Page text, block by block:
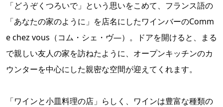
「どうぞくつろいで」という思いをこめて、フランス語の
「あなたの家のように」を店名にしたワインバーのComm
e chez vous（コム・シェ・ヴ―）。ドアを開けると、まる
で親しい友人の家を訪ねたように、オープンキッチンのカ
ウンターを中心にした親密な空間が迎えてくれます。
「ワインと小皿料理の店」らしく、ワインは豊富な種類の